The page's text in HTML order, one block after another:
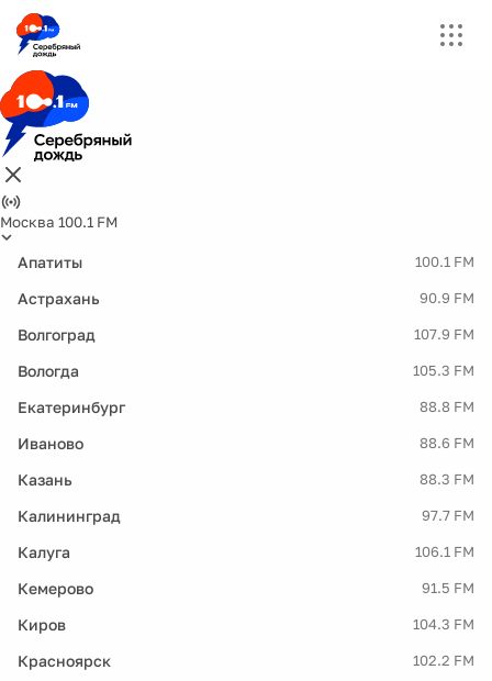
Москва 100.1 FM
Апатиты 100.1 FM
Астрахань 90.9 FM
Волгоград 107.9 FM
Вологда 105.3 FM
Екатеринбург 88.8 FM
Иваново 88.6 FM
Казань 88.3 FM
Калининград 97.7 FM
Калуга 106.1 FM
Кемерово 91.5 FM
Киров 104.3 FM
Красноярск 102.2 FM